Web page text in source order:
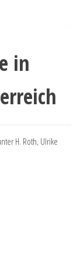
in
H. Roth, Ulrike